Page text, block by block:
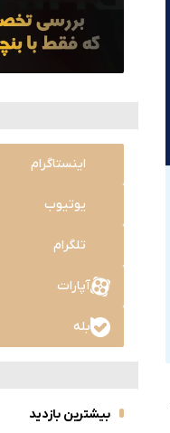
اینستاگرام
یوتیوب
تلگرام
آپارات
بله
بیشترین بازدید